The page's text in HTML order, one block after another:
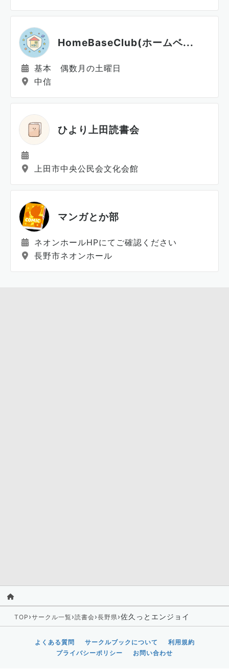
HomeBaseClub(ホームベ...
基本 偶数月の土曜日
中信
ひより上田読書会
上田市中央公民会文化会館
マンガとか部
ネオンホールHPにてご確認ください
長野市ネオンホール
TOP ›サークル一覧›読書会›長野県›佐久っとエンジョイ
よくある質問 サークルブックについて
利用規約
プライバシーポリシー
お問い合わせ